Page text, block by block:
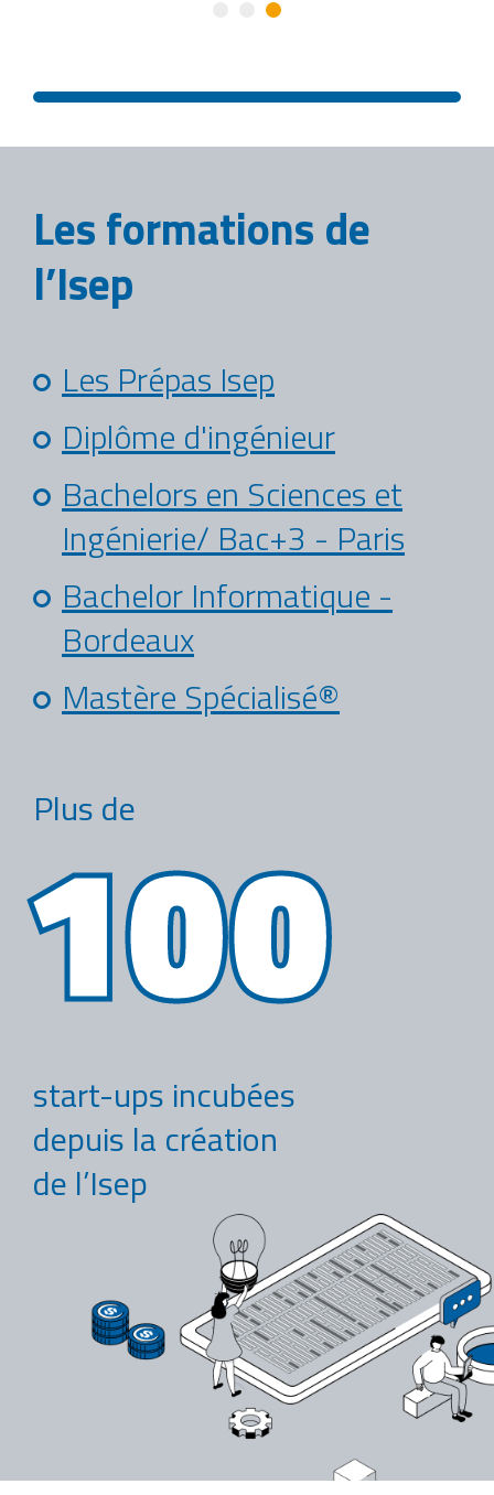
Les formations de
l’Isep
Les Prépas Isep
Diplôme d'ingénieur
Bachelors en Sciences et
Ingénierie/ Bac+3 - Paris
Bachelor Informatique -
Bordeaux
Mastère Spécialisé®
Plus de
100
start-ups incubées
depuis la création
de l’Isep